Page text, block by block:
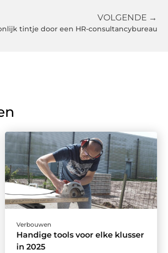
VOLGENDE →
tintje door een HR-consultancybureau
Verbouwen
Handige tools voor elke klusser
in 2025